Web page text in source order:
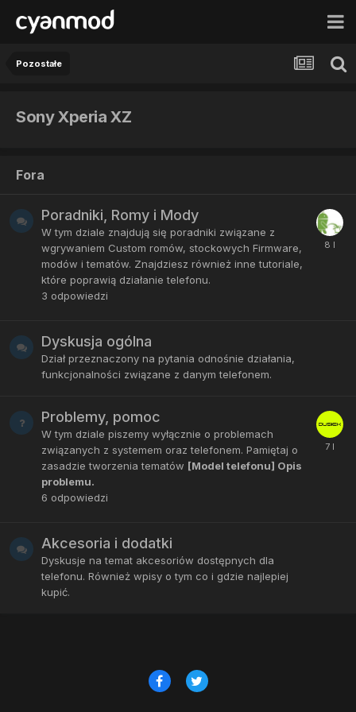
Pozostałe
Sony Xperia XZ
Fora
Poradniki, Romy i Mody
W tym dziale znajdują się poradniki związane z
wgrywaniem Custom romów, stockowych Firmware,
modów i tematów. Znajdziesz również inne tutoriale,
które poprawią działanie telefonu.
3 odpowiedzi
Dyskusja ogólna
Dział przeznaczony na pytania odnośnie działania,
funkcjonalności związane z danym telefonem.
Problemy, pomoc
W tym dziale piszemy wyłącznie o problemach
związanych z systemem oraz telefonem. Pamiętaj o
zasadzie tworzenia tematów [Model telefonu] Opis
problemu.
6 odpowiedzi
Akcesoria i dodatki
Dyskusje na temat akcesoriów dostępnych dla
telefonu. Również wpisy o tym co i gdzie najlepiej
kupić.